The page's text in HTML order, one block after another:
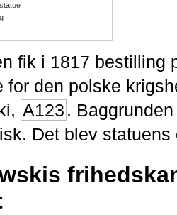
fik i 1817 bestilling
for den polske
A123 .
Det blev statuens